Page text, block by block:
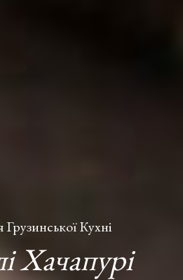
Грузинської Кухні
Хачапурі